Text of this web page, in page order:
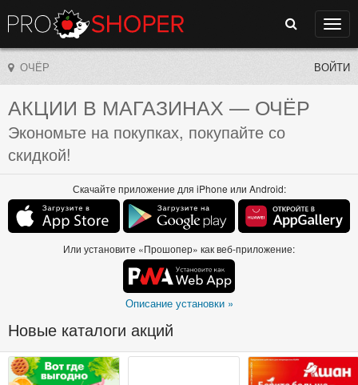
Поиск
ОЧЁР ВОЙТИ
АКЦИИ В МАГАЗИНАХ — ОЧЁР
Экономьте на покупках, покупайте со
скидкой!
Скачайте приложение для iPhone или Android:
Или установите «Прошопер» как веб-приложение:
Описание установки »
Новые каталоги акций